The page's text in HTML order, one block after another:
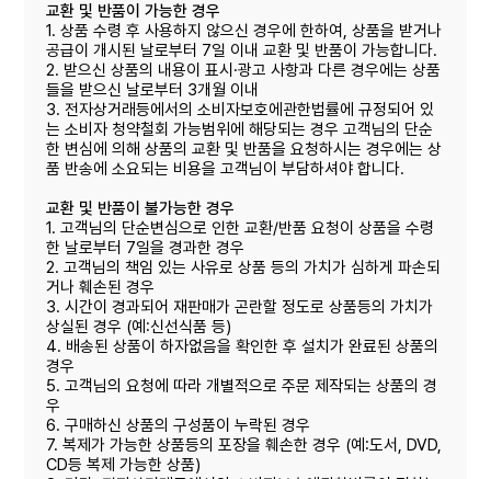
교환 및 반품이 가능한 경우
1. 상품 수령 후 사용하지 않으신 경우에 한하여, 상품을 받거나
공급이 개시된 날로부터 7일 이내 교환 및 반품이 가능합니다.
2. 받으신 상품의 내용이 표시·광고 사항과 다른 경우에는 상품
들을 받으신 날로부터 3개월 이내
3. 전자상거래등에서의 소비자보호에관한법률에 규정되어 있
는 소비자 청약철회 가능범위에 해당되는 경우 고객님의 단순
한 변심에 의해 상품의 교환 및 반품을 요청하시는 경우에는 상
품 반송에 소요되는 비용을 고객님이 부담하셔야 합니다.
교환 및 반품이 불가능한 경우
1. 고객님의 단순변심으로 인한 교환/반품 요청이 상품을 수령
한 날로부터 7일을 경과한 경우
2. 고객님의 책임 있는 사유로 상품 등의 가치가 심하게 파손되
거나 훼손된 경우
3. 시간이 경과되어 재판매가 곤란할 정도로 상품등의 가치가
상실된 경우 (예:신선식품 등)
4. 배송된 상품이 하자없음을 확인한 후 설치가 완료된 상품의
경우
5. 고객님의 요청에 따라 개별적으로 주문 제작되는 상품의 경
우
6. 구매하신 상품의 구성품이 누락된 경우
7. 복제가 가능한 상품등의 포장을 훼손한 경우 (예:도서, DVD,
CD등 복제 가능한 상품)